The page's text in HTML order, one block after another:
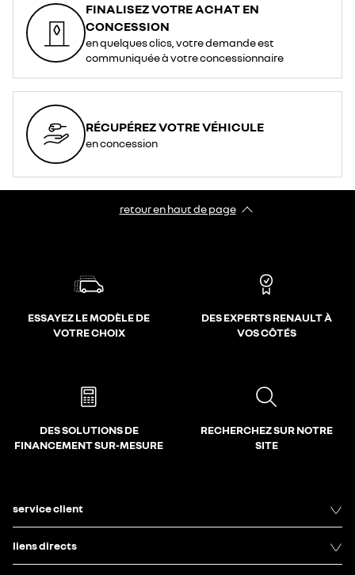
FINALISEZ VOTRE ACHAT EN
CONCESSION
en quelques clics, votre demande est
communiquée à votre concessionnaire
RÉCUPÉREZ VOTRE VÉHICULE
en concession
retour en haut de page​
ESSAYEZ LE MODÈLE DE
VOTRE CHOIX
DES EXPERTS RENAULT À
VOS CÔTÉS
DES SOLUTIONS DE
FINANCEMENT SUR-MESURE
RECHERCHEZ SUR NOTRE
SITE
service client
liens directs